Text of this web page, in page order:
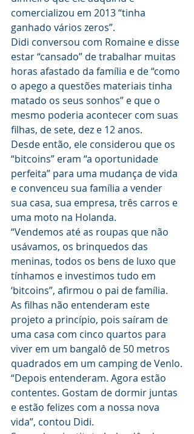
comercializou em 2013 “tinha
ganhado vários zeros”.
Didi conversou com Romaine e disse
estar “cansado” de trabalhar muitas
horas afastado da família e de “como
o apego a questões materiais tinha
matado os seus sonhos” e que o
mesmo poderia acontecer com suas
filhas, de sete, dez e 12 anos.
Desde então, ele considerou que os
“bitcoins” eram “a oportunidade
perfeita” para uma mudança de vida
e convenceu sua família a vender
sua casa, sua empresa, três carros e
uma moto na Holanda.
“Vendemos até as roupas que não
usávamos, os brinquedos das
meninas, todos os bens de luxo que
tínhamos e investimos tudo em
‘bitcoins”, afirmou o pai de família.
As filhas não entenderam este
projeto a princípio, pois saíram de
uma casa com cinco quartos para
viver em um bangalô de 50 metros
quadrados em um camping de Venlo.
“Depois entenderam. Agora estão
contentes. Gostam de dormir juntas
e estão felizes com a nossa nova
vida”, contou Didi.